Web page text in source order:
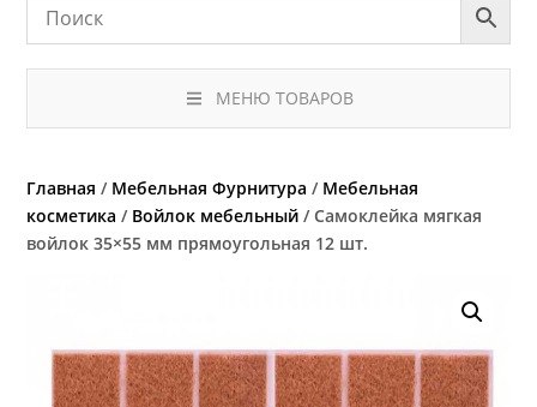
МЕНЮ ТОВАРОВ
Главная / Мебельная Фурнитура / Мебельная
косметика / Войлок мебельный / Самоклейка мягкая
войлок 35×55 мм прямоугольная 12 шт.